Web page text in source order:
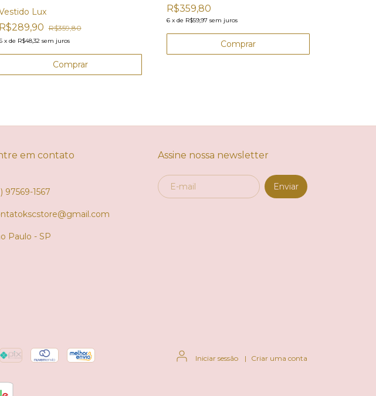
Lux
R$289,90 R$359,80
x de R$48,32 sem juros
Comprar
R$359,80
6 x de R$59,97 sem juros
Comprar
em contato
97569-1567
Paulo - SP
Assine nossa newsletter
Iniciar sessão | Criar uma conta